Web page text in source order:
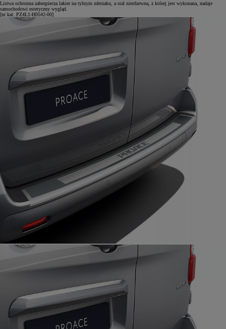
Listwa ochronna zabezpiecza lakier na tylnym zderzaku, a stal nierdzewna, z której jest wykonana, nadaje
samochodowi estetyczny wygląd.
[nr kat. PZ4L1-H0542-00]